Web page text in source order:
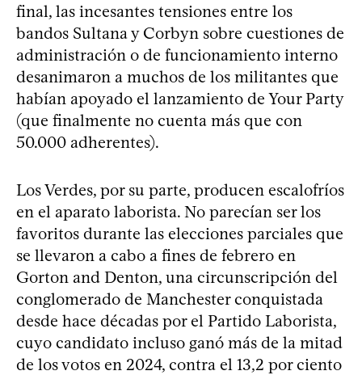
final, las incesantes tensiones entre los
bandos Sultana y Corbyn sobre cuestiones de
administración o de funcionamiento interno
desanimaron a muchos de los militantes que
habían apoyado el lanzamiento de Your Party
(que finalmente no cuenta más que con
50.000 adherentes).
Los Verdes, por su parte, producen escalofríos
en el aparato laborista. No parecían ser los
favoritos durante las elecciones parciales que
se llevaron a cabo a fines de febrero en
Gorton and Denton, una circunscripción del
conglomerado de Manchester conquistada
desde hace décadas por el Partido Laborista,
cuyo candidato incluso ganó más de la mitad
de los votos en 2024, contra el 13,2 por ciento